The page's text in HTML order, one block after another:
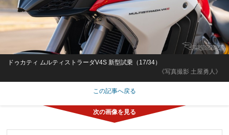
《写真撮影 土屋勇人》
ドゥカティ ムルティストラーダV4S 新型試乗（17/34）
この記事へ戻る